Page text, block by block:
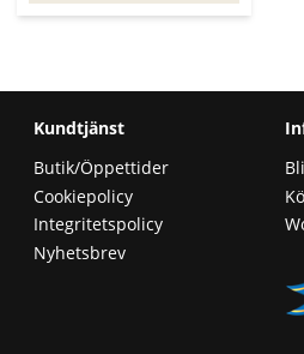
Kundtjänst
Butik/Öppettider
Cookiepolicy
Integritetspolicy
Nyhetsbrev